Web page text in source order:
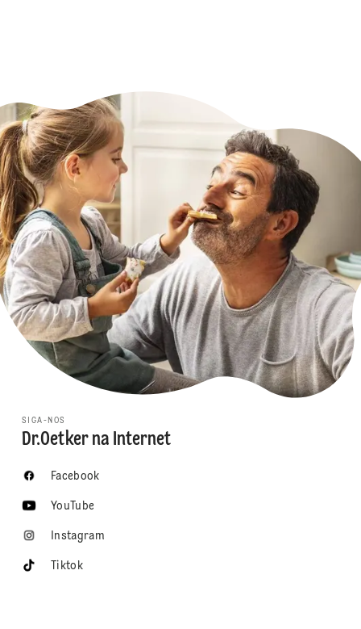
SIGA-NOS
Dr.Oetker na Internet
Facebook
YouTube
Instagram
Tiktok